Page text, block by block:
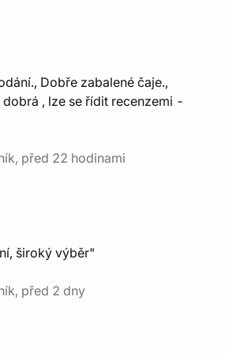
Dobře zabalené čaje.,
, lze se řídit recenzemi -
před 22 hodinami
široký výběr"
před 2 dny